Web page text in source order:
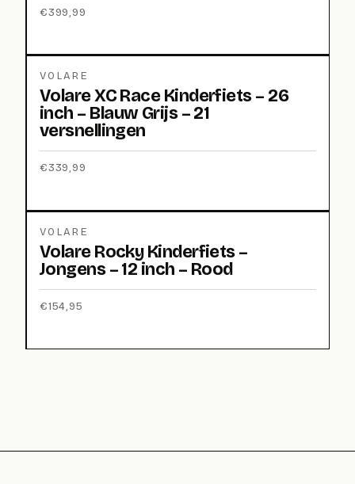
€399,99
VOLARE
Volare XC Race Kinderfiets – 26
inch – Blauw Grijs – 21
versnellingen
€339,99
VOLARE
Volare Rocky Kinderfiets –
Jongens – 12 inch – Rood
€154,95